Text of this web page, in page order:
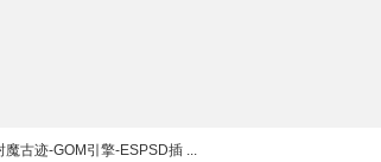
古迹-GOM引擎-ESPSD插 ...